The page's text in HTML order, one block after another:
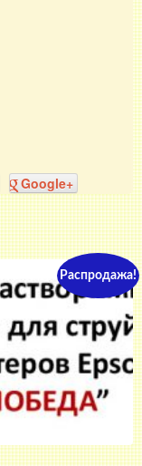
Google+
Распродажа!